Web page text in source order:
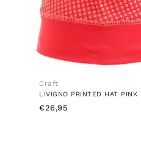
Craft
LIVIGNO PRINTED HAT PINK
€26,95